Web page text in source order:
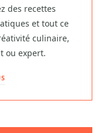
des recettes
et tout ce
culinaire,
ou expert.